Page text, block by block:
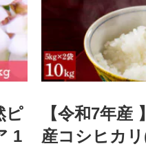
ピ
1
【令和7年産
産コシヒカ